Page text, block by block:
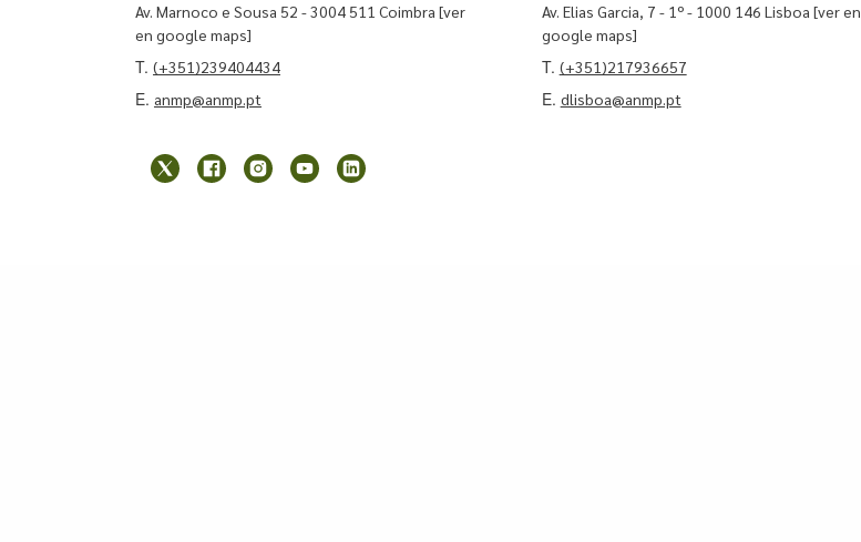
Buscar
Av. Marnoco e Sousa 52 - 3004 511 Coimbra [ver
en google maps]
T. (+351)239404434
E. anmp@anmp.pt
Av. Elias Garcia, 7 - 1º - 1000 146 Lisboa [ver en
google maps]
T. (+351)217936657
E. dlisboa@anmp.pt